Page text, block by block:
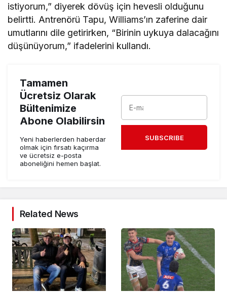
istiyorum,” diyerek dövüş için hevesli olduğunu
belirtti. Antrenörü Tapu, Williams’ın zaferine dair
umutlarını dile getirirken, “Birinin uykuya dalacağını
düşünüyorum,” ifadelerini kullandı.
Tamamen
Ücretsiz Olarak
Bültenimize
Abone Olabilirsin
Yeni haberlerden haberdar
olmak için fırsatı kaçırma
ve ücretsiz e-posta
aboneliğini hemen başlat.
SUBSCRIBE
Related News